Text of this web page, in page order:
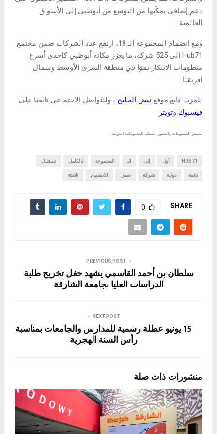
دعم إضافي يمكّنها من التوسع من أبوظبي إلى الأسواق
العالمية.
ومع انضمام المجموعة الـ 18، ارتفع عدد الشركات ضمن مجتمع
Hub71 إلى 525 شركة، ما يعزز مكانة أبوظبي كإحدى أسرع
منظومات الابتكار نموًا في منطقة الشرق الأوسط وشمال
أفريقيا.
للمزيد: تابع موقع نبض الخليج ، وللتواصل الاجتماعي تابعنا علي
فيسبوك وتويتر
مصدر المعلومات والصور : شبكة المعلومات الدولية
HUB71 أول إلى الـ المجموعة بالكامل تستقبل
دفعة دولية شركة ضمن للانضمام ناشئة
SHARE
0
PREVIOUS POST
سلطان بن أحمد القاسمي يشهد حفل تخريج طلبة
الدراسات العليا بجامعة الشارقة
NEXT POST
15 يونيو عطلة رسمية للمدارس والجامعات بمناسبة
رأس السنة الهجرية
منشورات ذات صلة